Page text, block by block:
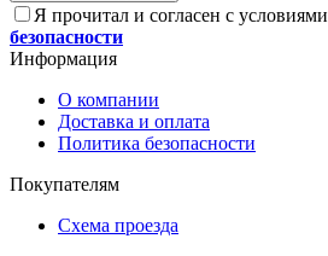
Я прочитал и согласен с условиями
безопасности
Информация
О компании
Доставка и оплата
Политика безопасности
Покупателям
Схема проезда